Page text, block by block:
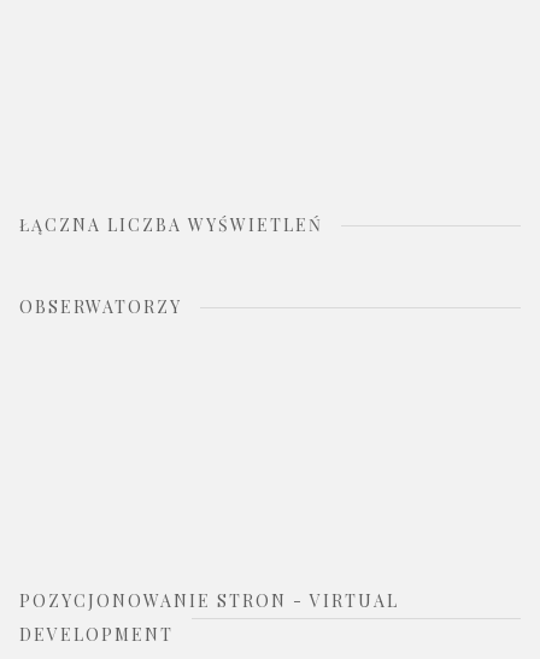
ŁĄCZNA LICZBA WYŚWIETLEŃ
OBSERWATORZY
POZYCJONOWANIE STRON - VIRTUAL
DEVELOPMENT